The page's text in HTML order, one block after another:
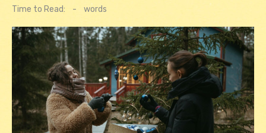
on
Time to Read:
- words